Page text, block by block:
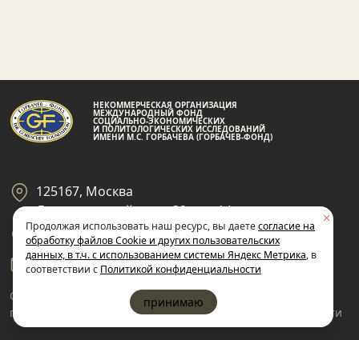
НЕКОММЕРЧЕСКАЯ ОРГАНИЗАЦИЯ
МЕЖДУНАРОДНЫЙ ФОНД
СОЦИАЛЬНО-ЭКОНОМИЧЕСКИХ
И ПОЛИТОЛОГИЧЕСКИХ ИССЛЕДОВАНИЙ
ИМЕНИ М.С. ГОРБАЧЕВА (ГОРБАЧЕВ-ФОНД)
125167, Москва
Ленинградский пр-кт 39, стр 14
+7 495 945-59-99
gf@gorby.ru
Cогласие на обработку
пользовательских данных
конфиденциальности
Продолжая использовать наш ресурс, вы даетесогласие на
обработку файлов Cookie и других пользовательских
данных, в т.ч. с использованием системы Яндекс Метрика, в
соответствии с Политикой конфиденциальности
принимаю